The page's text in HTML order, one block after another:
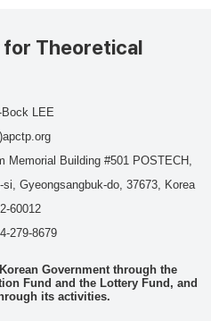
for Theoretical
Bock LEE
Memorial Building #501 POSTECH,
Gyeongsangbuk-do, 37673, Korea
60012
279-8679
Government through the
Fund and the Lottery Fund, and
its activities.